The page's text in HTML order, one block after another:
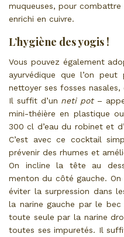
muqueuses, pour combattre
enrichi en cuivre.
L’hygiène des yogis !
Vous pouvez également
ayurvédique que l’on
nettoyer ses fosses nasales,
Il suffit d’un neti pot–
mini-théière en plastique
300 cl d’eau du robinet et
C’est avec ce cocktail
prévenir des rhumes et
On incline la tête au
menton du côté gauche.
éviter la surpression dans
la narine gauche par le bec
toute seule par la narine
toutes ses impuretés. Il